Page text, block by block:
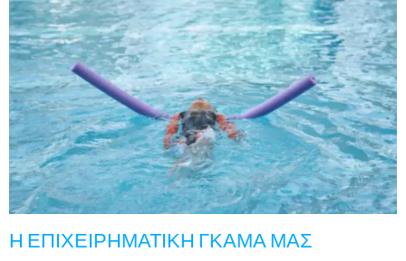
Η ΕΠΙΧΕΙΡΗΜΑΤΙΚΗ ΓΚΑΜΑ ΜΑΣ